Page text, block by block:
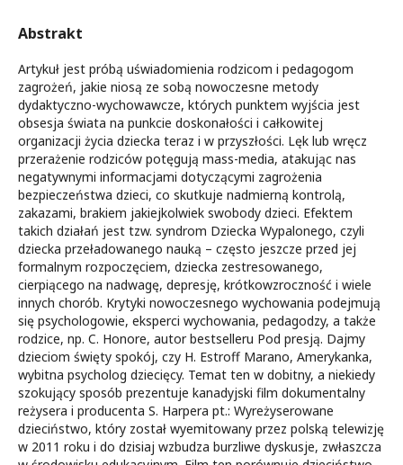
Abstrakt
Artykuł jest próbą uświadomienia rodzicom i pedagogom
zagrożeń, jakie niosą ze sobą nowoczesne metody
dydaktyczno-wychowawcze, których punktem wyjścia jest
obsesja świata na punkcie doskonałości i całkowitej
organizacji życia dziecka teraz i w przyszłości. Lęk lub wręcz
przerażenie rodziców potęgują mass-media, atakując nas
negatywnymi informacjami dotyczącymi zagrożenia
bezpieczeństwa dzieci, co skutkuje nadmierną kontrolą,
zakazami, brakiem jakiejkolwiek swobody dzieci. Efektem
takich działań jest tzw. syndrom Dziecka Wypalonego, czyli
dziecka przeładowanego nauką – często jeszcze przed jej
formalnym rozpoczęciem, dziecka zestresowanego,
cierpiącego na nadwagę, depresję, krótkowzroczność i wiele
innych chorób. Krytyki nowoczesnego wychowania podejmują
się psychologowie, eksperci wychowania, pedagodzy, a także
rodzice, np. C. Honore, autor bestselleru Pod presją. Dajmy
dzieciom święty spokój, czy H. Estroff Marano, Amerykanka,
wybitna psycholog dziecięcy. Temat ten w dobitny, a niekiedy
szokujący sposób prezentuje kanadyjski film dokumentalny
reżysera i producenta S. Harpera pt.: Wyreżyserowane
dzieciństwo, który został wyemitowany przez polską telewizję
w 2011 roku i do dzisiaj wzbudza burzliwe dyskusje, zwłaszcza